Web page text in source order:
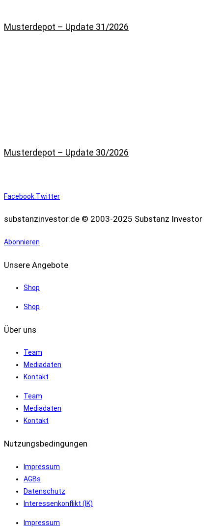
Musterdepot – Update 31/2026
Musterdepot – Update 30/2026
Facebook Twitter
substanzinvestor.de © 2003-2025 Substanz Investor
Abonnieren
Unsere Angebote
Shop
Shop
Über uns
Team
Mediadaten
Kontakt
Team
Mediadaten
Kontakt
Nutzungsbedingungen
Impressum
AGBs
Datenschutz
Interessenkonflikt (IK)
Impressum